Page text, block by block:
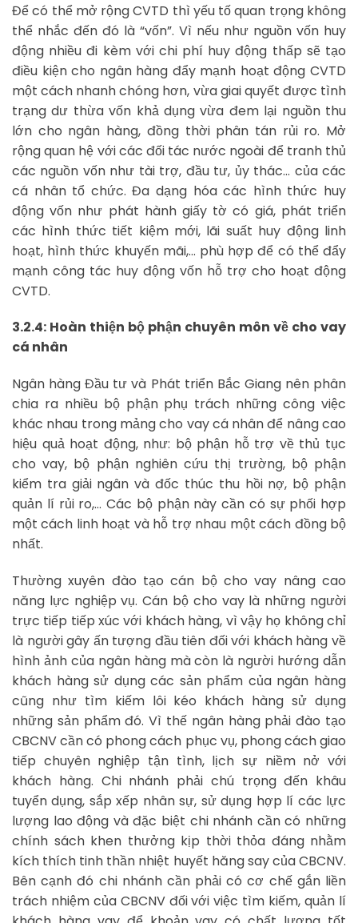
Để có thể mở rộng CVTD thì yếu tố quan trọng không
thể nhắc đến đó là “vốn”. Vì nếu như nguồn vốn huy
động nhiều đi kèm với chi phí huy động thấp sẽ tạo
điều kiện cho ngân hàng đẩy mạnh hoạt động CVTD
một cách nhanh chóng hơn, vừa giai quyết được tình
trạng dư thừa vốn khả dụng vừa đem lại nguồn thu
lớn cho ngân hàng, đồng thời phân tán rủi ro. Mở
rộng quan hệ với các đối tác nước ngoài để tranh thủ
các nguồn vốn như tài trợ, đầu tư, ủy thác… của các
cá nhân tổ chức. Đa dạng hóa các hình thức huy
động vốn như phát hành giấy tờ có giá, phát triển
các hình thức tiết kiệm mới, lãi suất huy động linh
hoạt, hình thức khuyến mãi,… phù hợp để có thể đẩy
mạnh công tác huy động vốn hỗ trợ cho hoạt động
CVTD.
3.2.4: Hoàn thiện bộ phận chuyên môn về cho vay
cá nhân
Ngân hàng Đầu tư và Phát triển Bắc Giang nên phân
chia ra nhiều bộ phận phụ trách những công việc
khác nhau trong mảng cho vay cá nhân để nâng cao
hiệu quả hoạt động, như: bộ phận hỗ trợ về thủ tục
cho vay, bộ phận nghiên cứu thị trường, bộ phận
kiểm tra giải ngân và đốc thúc thu hồi nợ, bộ phận
quản lí rủi ro,… Các bộ phận này cần có sự phối hợp
một cách linh hoạt và hỗ trợ nhau một cách đồng bộ
nhất.
Thường xuyên đào tạo cán bộ cho vay nâng cao
năng lực nghiệp vụ. Cán bộ cho vay là những người
trực tiếp tiếp xúc với khách hàng, vì vậy họ không chỉ
là người gây ấn tượng đầu tiên đối với khách hàng về
hình ảnh của ngân hàng mà còn là người hướng dẫn
khách hàng sử dụng các sản phẩm của ngân hàng
cũng như tìm kiếm lôi kéo khách hàng sử dụng
những sản phẩm đó. Vì thế ngân hàng phải đào tạo
CBCNV cần có phong cách phục vụ, phong cách giao
tiếp chuyên nghiệp tận tình, lịch sự niềm nở với
khách hàng. Chi nhánh phải chú trọng đến khâu
tuyển dụng, sắp xếp nhân sự, sử dụng hợp lí các lực
lượng lao động và đặc biệt chi nhánh cần có những
chính sách khen thưởng kịp thời thỏa đáng nhằm
kích thích tinh thần nhiệt huyết hăng say của CBCNV.
Bên cạnh đó chi nhánh cần phải có cơ chế gắn liền
trách nhiệm của CBCNV đối với việc tìm kiếm, quản lí